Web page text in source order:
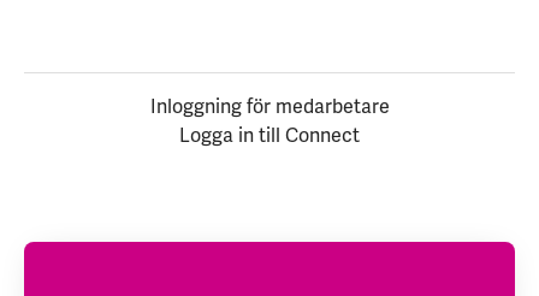
Inloggning för medarbetare
Logga in till Connect